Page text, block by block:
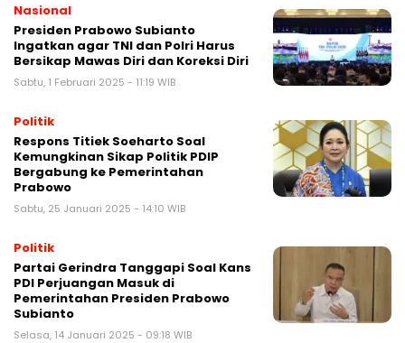
Nasional
Presiden Prabowo Subianto
Ingatkan agar TNI dan Polri Harus
Bersikap Mawas Diri dan Koreksi Diri
Sabtu, 1 Februari 2025 - 11:19 WIB
Politik
Respons Titiek Soeharto Soal
Kemungkinan Sikap Politik PDIP
Bergabung ke Pemerintahan
Prabowo
Sabtu, 25 Januari 2025 - 14:10 WIB
Politik
Partai Gerindra Tanggapi Soal Kans
PDI Perjuangan Masuk di
Pemerintahan Presiden Prabowo
Subianto
Selasa, 14 Januari 2025 - 09:18 WIB